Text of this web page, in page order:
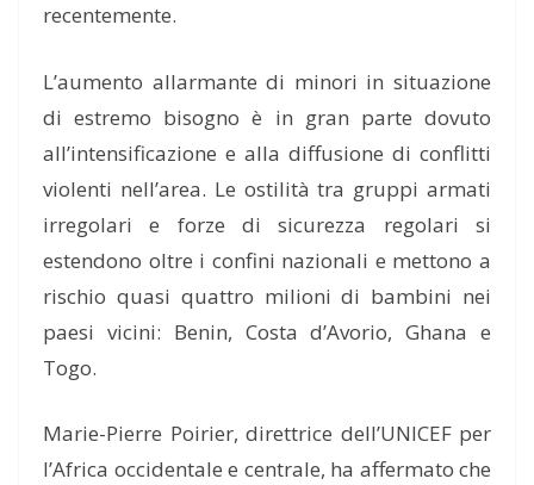
recentemente.
L’aumento allarmante di minori in situazione
di estremo bisogno è in gran parte dovuto
all’intensificazione e alla diffusione di conflitti
violenti nell’area. Le ostilità tra gruppi armati
irregolari e forze di sicurezza regolari si
estendono oltre i confini nazionali e mettono a
rischio quasi quattro milioni di bambini nei
paesi vicini: Benin, Costa d’Avorio, Ghana e
Togo.
Marie-Pierre Poirier, direttrice dell’UNICEF per
l’Africa occidentale e centrale, ha affermato che